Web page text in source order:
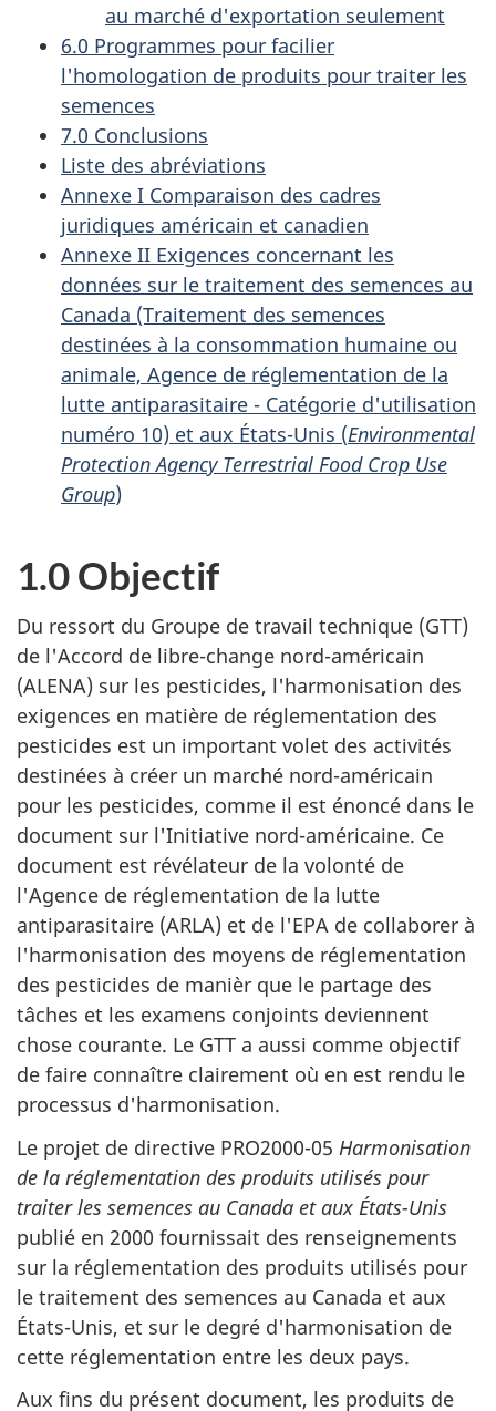
au marché d'exportation seulement
6.0 Programmes pour facilier
l'homologation de produits pour traiter les
semences
7.0 Conclusions
Liste des abréviations
Annexe I Comparaison des cadres
juridiques américain et canadien
Annexe II Exigences concernant les
données sur le traitement des semences au
Canada (Traitement des semences
destinées à la consommation humaine ou
animale, Agence de réglementation de la
lutte antiparasitaire - Catégorie d'utilisation
numéro 10) et aux États-Unis (Environmental
Protection Agency Terrestrial Food Crop Use
Group)
1.0 Objectif
Du ressort du Groupe de travail technique (GTT)
de l'Accord de libre-change nord-américain
(ALENA) sur les pesticides, l'harmonisation des
exigences en matière de réglementation des
pesticides est un important volet des activités
destinées à créer un marché nord-américain
pour les pesticides, comme il est énoncé dans le
document sur l'Initiative nord-américaine. Ce
document est révélateur de la volonté de
l'Agence de réglementation de la lutte
antiparasitaire (ARLA) et de l'EPA de collaborer à
l'harmonisation des moyens de réglementation
des pesticides de manièr que le partage des
tâches et les examens conjoints deviennent
chose courante. Le GTT a aussi comme objectif
de faire connaître clairement où en est rendu le
processus d'harmonisation.
Le projet de directive PRO2000-05 Harmonisation
de la réglementation des produits utilisés pour
traiter les semences au Canada et aux États-Unis
publié en 2000 fournissait des renseignements
sur la réglementation des produits utilisés pour
le traitement des semences au Canada et aux
États-Unis, et sur le degré d'harmonisation de
cette réglementation entre les deux pays.
Aux fins du présent document, les produits de